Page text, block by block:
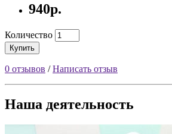
940р.
Количество
Купить
0 отзывов /Написать отзыв
Наша деятельность